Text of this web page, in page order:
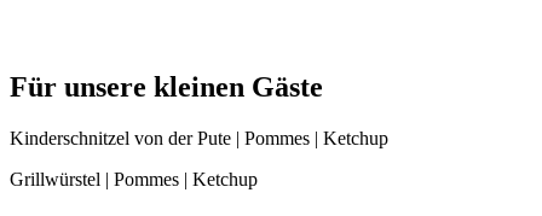
Für unsere kleinen Gäste
Kinderschnitzel von der Pute | Pommes | Ketchup
Grillwürstel | Pommes | Ketchup